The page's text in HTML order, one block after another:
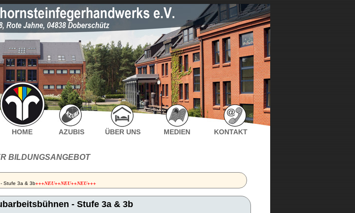
HOME AZUBIS ÜBER UNS MEDIEN KONTAKT
BILDUNGSANGEBOT
Stufe 3a & 3b+++NEU++NEU++NEU+++
- Stufe 3a & 3b